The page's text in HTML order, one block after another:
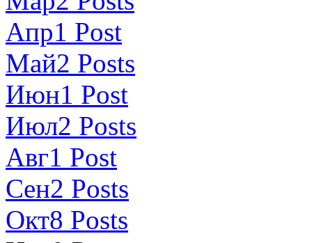
Апр1 Post
Май2 Posts
Июн1 Post
Июл2 Posts
Авг1 Post
Сен2 Posts
Окт8 Posts